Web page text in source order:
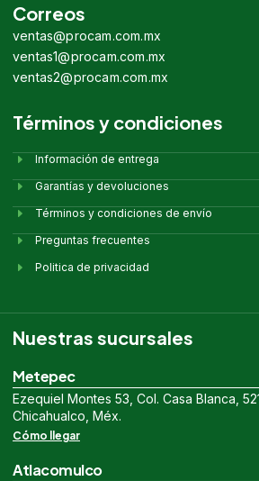
Correos
ventas@procam.com.mx
ventas1@procam.com.mx
ventas2@procam.com.mx
Términos y condiciones
Información de entrega
Garantías y devoluciones
Términos y condiciones de envío
Preguntas frecuentes
Politica de privacidad
Nuestras sucursales
Metepec
Ezequiel Montes 53, Col. Casa Blanca,
Chicahualco, Méx.
Cómo llegar
Atlacomulco